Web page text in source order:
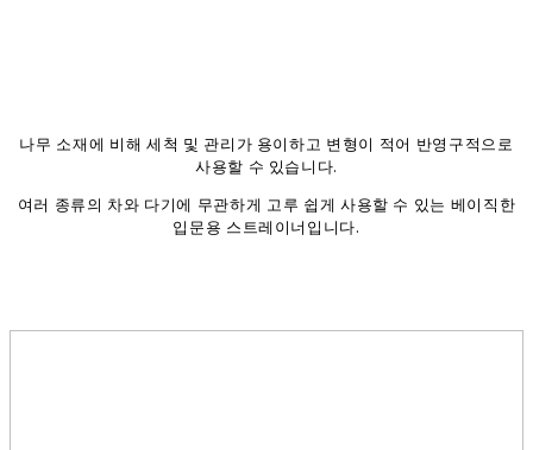
나무 소재에 비해 세척 및 관리가 용이하고 변형이 적어 반영구적으로
사용할 수 있습니다.
여러 종류의 차와 다기에 무관하게 고루 쉽게 사용할 수 있는 베이직한
입문용 스트레이너입니다.